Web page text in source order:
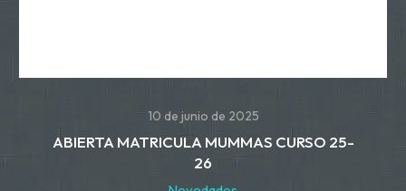
10 de junio de 2025
ABIERTA MATRICULA MUMMAS CURSO 25-
26